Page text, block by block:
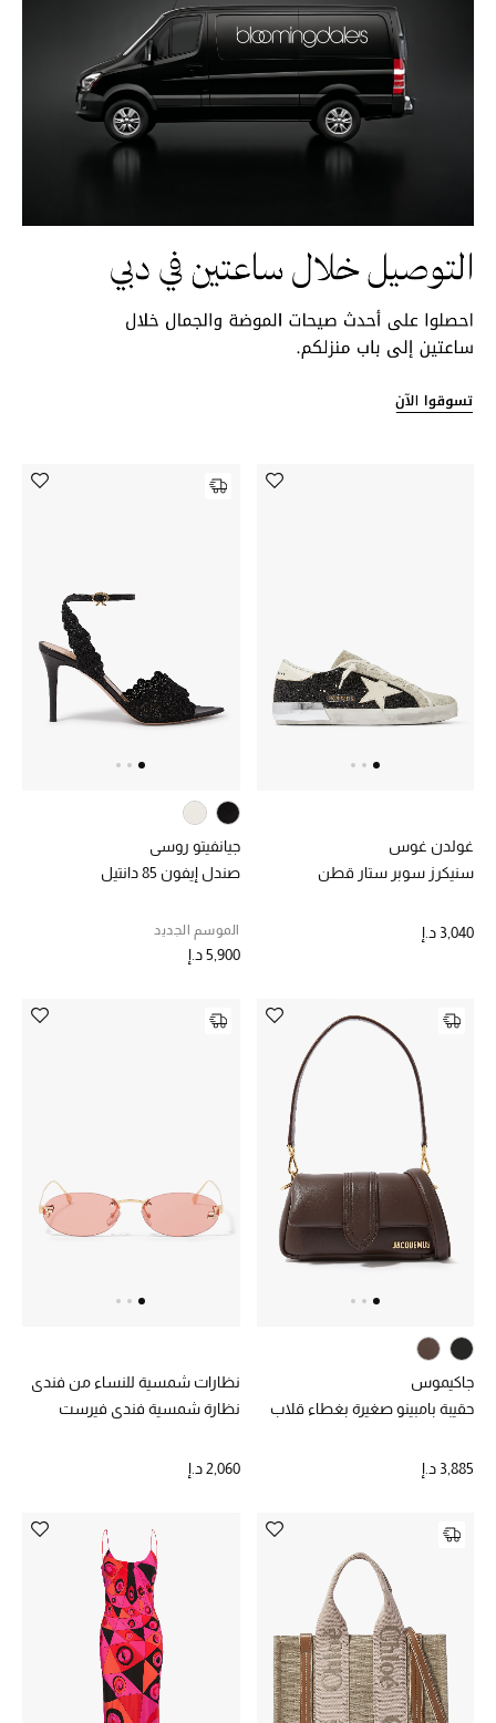
الأطفال
عرض جميع المنتجات
الهدايا
الموسم الجديد
ركن أناقة المنتجعات
مستلزمات الأولاد (2 - 14 سنة)
تسوقوا التشكيلة
مستلزمات المنزل
ما وصلنا حديثا
أبرز المصممين
غرفة الطعام
الديكورات والإكسسوارات
الشراشف
الشموع والعطور المنزلية
مستلزمات المنزل
تسوقوا للمنزل
غولدن غوس
سنيكرز سوبر ستار قطن
3,040 د.إ
جيانفيتو روسي
صندل إيفون 85 دانتيل
الموسم الجديد
5,900 د.إ
جاكيموس
حقيبة بامبينو صغيرة بغطاء قلاب
3,885 د.إ
نظارات شمسية للنساء من فندي
نظارة شمسية فندي فيرست
2,060 د.إ